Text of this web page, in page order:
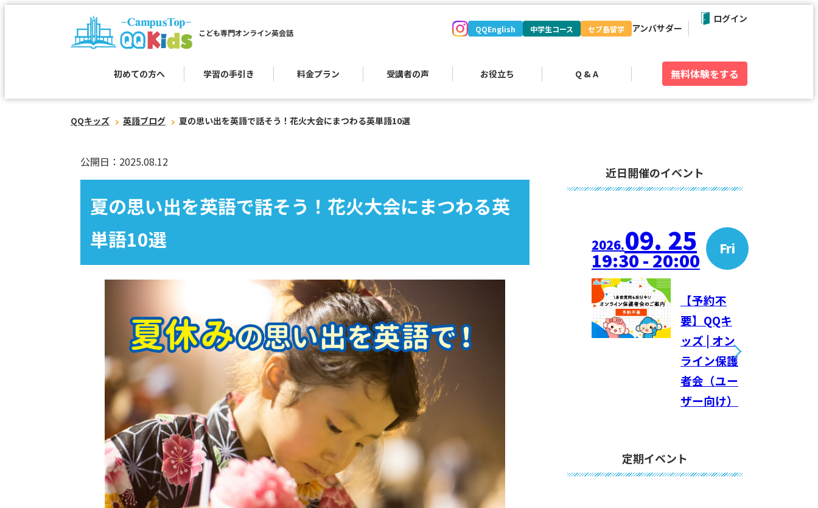
こども専門オンライン英会話
初めての方へ 学習の手引き 料金プラン 受講者の声 お役立ち Q & A
QQEnglish 中学生コース セブ島留学 アンバサダー
無料体験をする
ログイン
QQキッズ 英語ブログ 夏の思い出を英語で話そう！花火大会にまつわる英単語10選
公開日：2025.08.12
夏の思い出を英語で話そう！花火大会にまつわる英
単語10選
近日開催のイベント
2026.09. 25 Fri
19:30 - 20:00
【予約不
要】QQキ
ッズ | オン
ライン保護
者会（ユー
ザー向け）
定期イベント